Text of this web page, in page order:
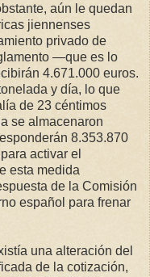
aún le quedan
jiennenses
privado de
—que es lo
4.671.000 euros.
y día, lo que
de 23 céntimos
se almacenaron
8.353.870
activar el
esta medida
de la Comisión
español para frenar
una alteración del
de la cotización,